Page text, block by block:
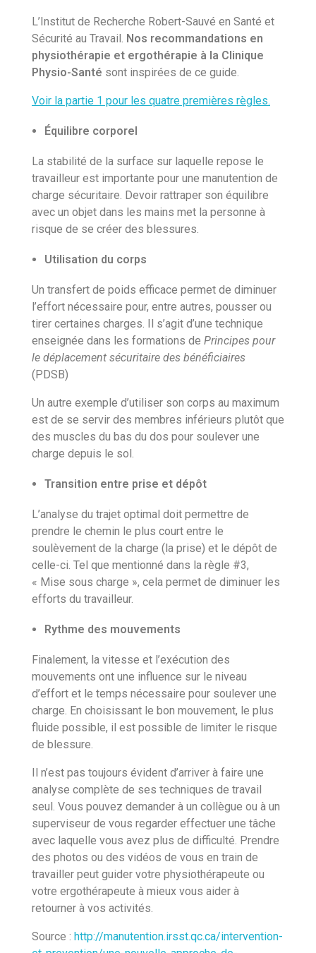
L’Institut de Recherche Robert-Sauvé en Santé et
Sécurité au Travail. Nos recommandations en
physiothérapie et ergothérapie à la Clinique
Physio-Santé sont inspirées de ce guide.
Voir la partie 1 pour les quatre premières règles.
Équilibre corporel
La stabilité de la surface sur laquelle repose le
travailleur est importante pour une manutention de
charge sécuritaire. Devoir rattraper son équilibre
avec un objet dans les mains met la personne à
risque de se créer des blessures.
Utilisation du corps
Un transfert de poids efficace permet de diminuer
l’effort nécessaire pour, entre autres, pousser ou
tirer certaines charges. Il s’agit d’une technique
enseignée dans les formations de Principes pour
le déplacement sécuritaire des bénéficiaires
(PDSB)
Un autre exemple d’utiliser son corps au maximum
est de se servir des membres inférieurs plutôt que
des muscles du bas du dos pour soulever une
charge depuis le sol.
Transition entre prise et dépôt
L’analyse du trajet optimal doit permettre de
prendre le chemin le plus court entre le
soulèvement de la charge (la prise) et le dépôt de
celle-ci. Tel que mentionné dans la règle #3,
« Mise sous charge », cela permet de diminuer les
efforts du travailleur.
Rythme des mouvements
Finalement, la vitesse et l’exécution des
mouvements ont une influence sur le niveau
d’effort et le temps nécessaire pour soulever une
charge. En choisissant le bon mouvement, le plus
fluide possible, il est possible de limiter le risque
de blessure.
Il n’est pas toujours évident d’arriver à faire une
analyse complète de ses techniques de travail
seul. Vous pouvez demander à un collègue ou à un
superviseur de vous regarder effectuer une tâche
avec laquelle vous avez plus de difficulté. Prendre
des photos ou des vidéos de vous en train de
travailler peut guider votre physiothérapeute ou
votre ergothérapeute à mieux vous aider à
retourner à vos activités.
Source : http://manutention.irsst.qc.ca/intervention-